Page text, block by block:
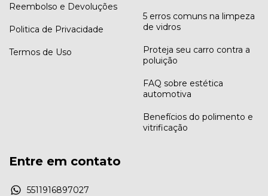
Reembolso e Devoluções
Politica de Privacidade
Termos de Uso
5 erros comuns na limpeza
de vidros
Proteja seu carro contra a
poluição
FAQ sobre estética
automotiva
Benefícios do polimento e
vitrificação
Entre em contato
5511916897027